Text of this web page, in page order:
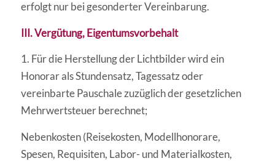
erfolgt nur bei gesonderter Vereinbarung.
III. Vergütung, Eigentumsvorbehalt
1. Für die Herstellung der Lichtbilder wird ein
Honorar als Stundensatz, Tagessatz oder
vereinbarte Pauschale zuzüglich der gesetzlichen
Mehrwertsteuer berechnet;
Nebenkosten (Reisekosten, Modellhonorare,
Spesen, Requisiten, Labor- und Materialkosten,